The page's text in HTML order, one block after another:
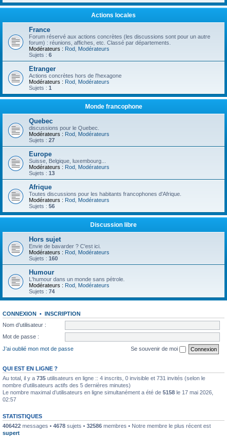
Actions locales
France
Forum réservé aux actions concrètes (les discussions sont pour un autre
forum) : réunions, affiches, etc. Classé par départements.
Modérateurs : Rod Modérateurs
Sujets : 6
Etranger
Actions concrètes hors de l'hexagone
Modérateurs : Rod Modérateurs
Sujets : 1
Monde francophone
Quebec
discussions pour le Quebec.
Modérateurs : Rod Modérateurs
Sujets : 27
Europe
Suisse, Belgique, luxembourg...
Modérateurs : Rod Modérateurs
Sujets : 13
Afrique
Toutes discussions pour les habitants francophones d'Afrique.
Modérateurs : Rod Modérateurs
Sujets : 56
Discussion libre
Hors sujet
Envie de bavarder ? C'est ici.
Modérateurs : Rod Modérateurs
Sujets : 160
Humour
L'humour dans un monde sans pétrole.
Modérateurs : Rod Modérateurs
Sujets : 74
CONNEXION • INSCRIPTION
Nom d’utilisateur :
Mot de passe :
J’ai oublié mon mot de passe
Se souvenir de moi
QUI EST EN LIGNE ?
Au total, il y a 735 utilisateurs en ligne :: 4 inscrits, 0 invisible et 731 invités (selon le
nombre d’utilisateurs actifs des 5 dernières minutes)
Le nombre maximal d’utilisateurs en ligne simultanément a été de 5158 le 17 mai 2026,
02:57
STATISTIQUES
406422 messages • 4678 sujets • 32586 membres • Notre membre le plus récent est
supert